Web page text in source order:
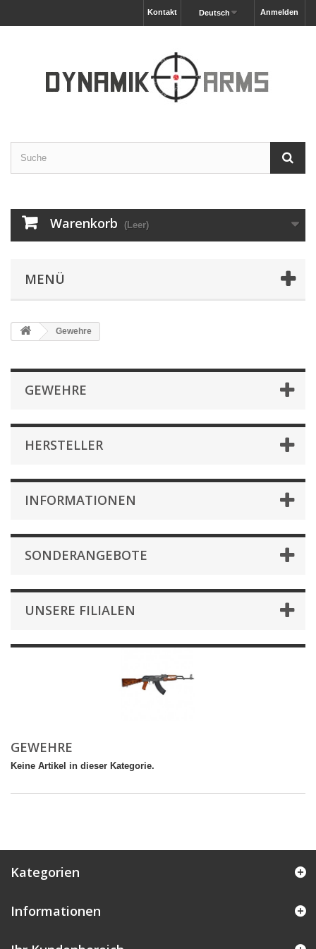
Anmelden
Deutsch
Kontakt
Warenkorb (Leer)
MENÜ
Gewehre
GEWEHRE
HERSTELLER
INFORMATIONEN
SONDERANGEBOTE
UNSERE FILIALEN
GEWEHRE
Keine Artikel in dieser Kategorie.
Kategorien
Informationen